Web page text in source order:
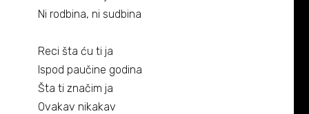
Kontakt
Ni rodbina, ni sudbina
Reci šta ću ti ja
Ispod paučine godina
Šta ti značim ja
Ovakav nikakav